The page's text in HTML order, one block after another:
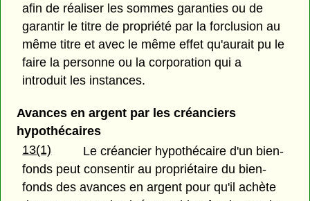
afin de réaliser les sommes garanties ou de
garantir le titre de propriété par la forclusion au
même titre et avec le même effet qu'aurait pu le
faire la personne ou la corporation qui a
introduit les instances.
Avances en argent par les créanciers
hypothécaires
13(1)
Le créancier hypothécaire d'un bien-
fonds peut consentir au propriétaire du bien-
fonds des avances en argent pour qu'il achète